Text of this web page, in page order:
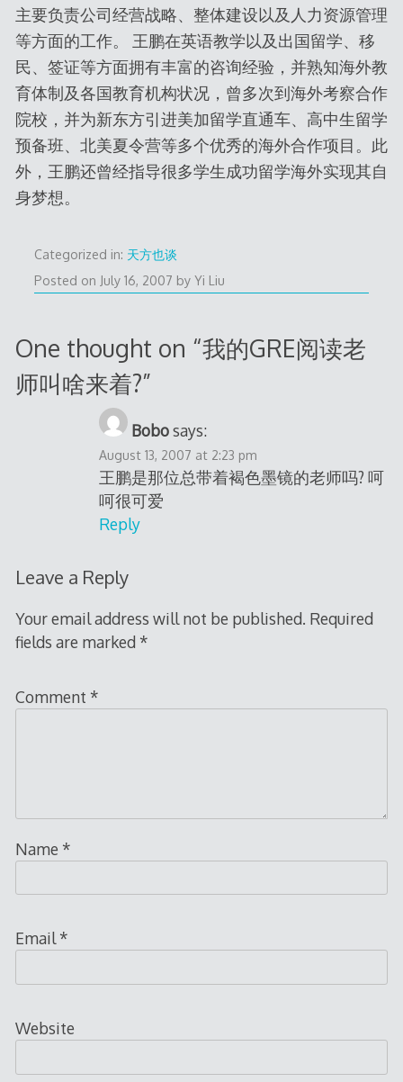
主要负责公司经营战略、整体建设以及人力资源管理
等方面的工作。 王鹏在英语教学以及出国留学、移
民、签证等方面拥有丰富的咨询经验，并熟知海外教
育体制及各国教育机构状况，曾多次到海外考察合作
院校，并为新东方引进美加留学直通车、高中生留学
预备班、北美夏令营等多个优秀的海外合作项目。此
外，王鹏还曾经指导很多学生成功留学海外实现其自
身梦想。
Categorized in: 天方也谈
Posted on July 16, 2007 by Yi Liu
One thought on “我的GRE阅读老
师叫啥来着?”
Bobo says:
August 13, 2007 at 2:23 pm
王鹏是那位总带着褐色墨镜的老师吗? 呵
呵很可爱
Reply
Leave a Reply
Your email address will not be published. Required
fields are marked *
Comment *
Name *
Email*
Website